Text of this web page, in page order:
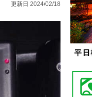
更新日 2024/02/18